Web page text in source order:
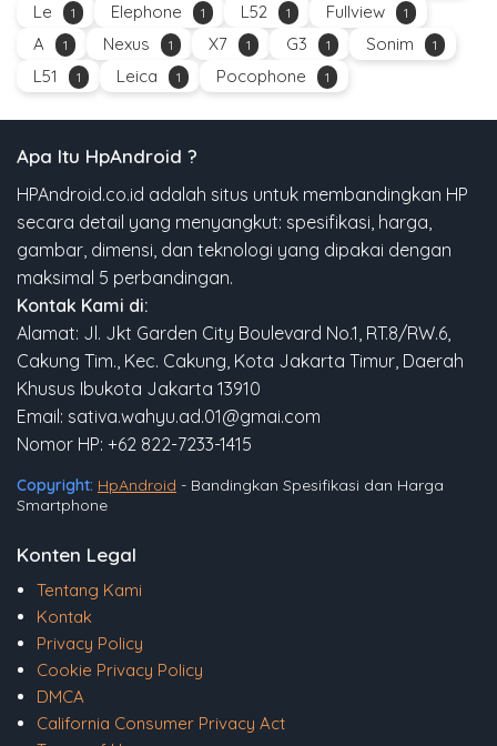
Le 1 Elephone 1 L52 1 Fullview 1
A 1 Nexus 1 X7 1 G3 1 Sonim 1
L51 1 Leica 1 Pocophone 1
Apa Itu HpAndroid ?
HPAndroid.co.id adalah situs untuk membandingkan HP
secara detail yang menyangkut: spesifikasi, harga,
gambar, dimensi, dan teknologi yang dipakai dengan
maksimal 5 perbandingan.
Kontak Kami di:
Alamat: Jl. Jkt Garden City Boulevard No.1, RT.8/RW.6,
Cakung Tim., Kec. Cakung, Kota Jakarta Timur, Daerah
Khusus Ibukota Jakarta 13910
Email: sativa.wahyu.ad.01@gmai.com
Nomor HP: +62 822-7233-1415
Copyright: HpAndroid - Bandingkan Spesifikasi dan Harga
Smartphone
Konten Legal
Tentang Kami
Kontak
Privacy Policy
Cookie Privacy Policy
DMCA
California Consumer Privacy Act